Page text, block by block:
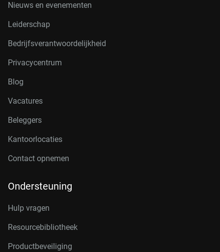
Nieuws en evenementen
Leiderschap
Bedrijfsverantwoordelijkheid
Privacycentrum
Blog
Vacatures
Beleggers
Kantoorlocaties
Contact opnemen
Ondersteuning
Hulp vragen
Resourcebibliotheek
Productbeveiliging